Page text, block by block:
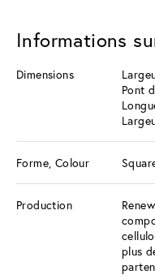
Informations
Dimensions
Pont
Forme, Colour
Production
plus